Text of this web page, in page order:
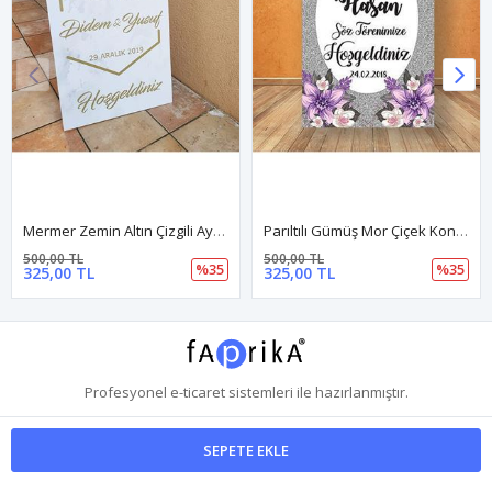
SEPETE EKLE
Mermer Zemin Altın Çizgili Ayaklı Karşılama Panosu
325,00 TL
500,00 TL
%35
Parıltılı Gümüş Mor Çiçek Konsept Karşılama Panosu
325,00 TL
500,00 TL
%35
Profesyonel e-ticaretsistemleri ile hazırlanmıştır.